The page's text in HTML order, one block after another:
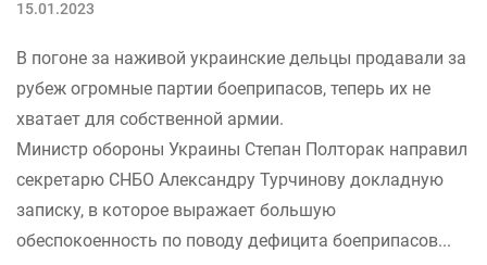
15.01.2023
В погоне за наживой украинские дельцы продавали за
рубеж огромные партии боеприпасов, теперь их не
хватает для собственной армии.
Министр обороны Украины Степан Полторак направил
секретарю СНБО Александру Турчинову докладную
записку, в которое выражает большую
обеспокоенность по поводу дефицита боеприпасов...